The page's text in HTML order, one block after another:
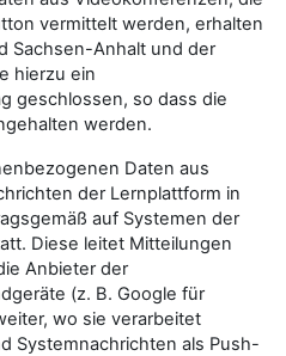
vermittelt werden, erhalten
Sachsen-Anhalt und der
hierzu ein
geschlossen, so dass die
werden.
Daten aus
der Lernplattform in
auf Systemen der
Diese leitet Mitteilungen
Anbieter der
(z. B. Google für
wo sie verarbeitet
Systemnachrichten als Push-